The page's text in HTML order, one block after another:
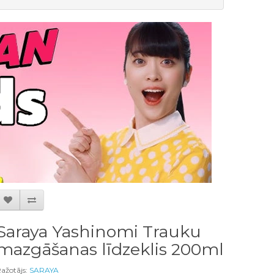
Yashinomi Trauku
līdzeklis 200ml
SARAYA